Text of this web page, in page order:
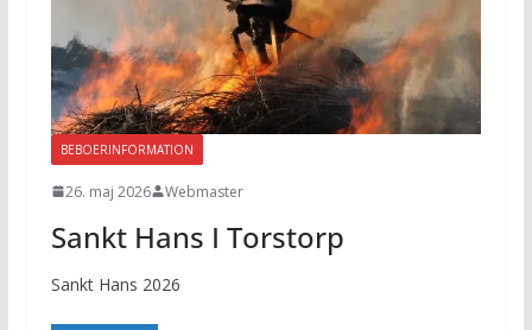
BEBOERINFORMATION
26. maj 2026 Webmaster
Sankt Hans I Torstorp
Sankt Hans 2026